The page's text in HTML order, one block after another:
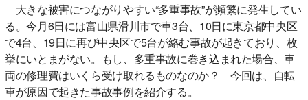
大きな被害につながりやすい“多重事故”が頻繁に発生してい
る。今月6日には富山県滑川市で車3台、10日に東京都中央区
で4台、19日に再び中央区で5台が絡む事故が起きており、枚
挙にいとまがない。もし、多重事故に巻き込まれた場合、車
両の修理費はいくら受け取れるものなのか？ 今回は、自転
車が原因で起きた事故事例を紹介する。